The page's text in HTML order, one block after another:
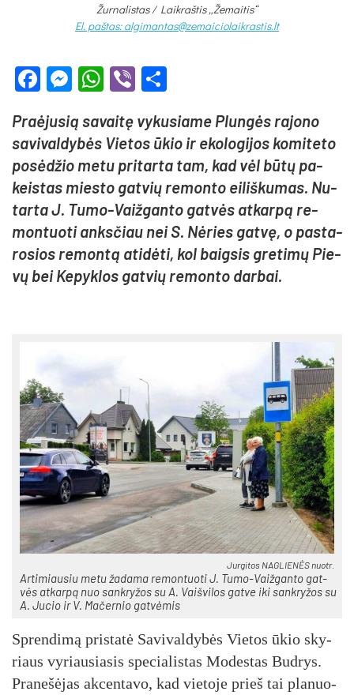
Žurnalistas / Laikraštis „Žemaitis“
El. paštas: algimantas@zemaiciolaikrastis.lt
Facebook
Messenger
WhatsApp
Viber
Praė­ju­sią sa­vai­tę vy­ku­sia­me Plun­gės ra­jo­no
sa­vi­val­dy­bės Vie­tos ūkio ir eko­lo­gi­jos ko­mi­te­to
po­sė­džio me­tu pri­tar­ta tam, kad vėl bū­tų pa­
keis­tas mies­to gat­vių re­mon­to ei­liš­ku­mas. Nu­
tar­ta J. Tu­mo-Vaiž­gan­to gat­vės at­kar­pą re­
mon­tuo­ti anks­čiau nei S. Nė­ries gat­vę, o pa­sta­
ro­sios re­mon­tą ati­dė­ti, kol baig­sis gre­ti­mų Pie­
vų bei Ke­pyk­los gat­vių re­mon­to dar­bai.
Jur­gi­tos NAG­LIE­NĖS nuo­tr.
Ar­ti­miau­siu me­tu ža­da­ma re­mon­tuo­ti J. Tu­mo-Vaiž­gan­to gat­
vės at­kar­pą nuo san­kry­žos su A. Vaiš­vi­los gat­ve iki san­kry­žos su
A. Ju­cio ir V. Ma­čer­nio gat­vė­mis
Spren­di­mą pri­sta­tė Sa­vi­val­dy­bės Vie­tos ūkio sky­
riaus vy­riau­sia­sis spe­cia­lis­tas Mo­des­tas Bud­rys.
Pra­ne­šė­jas ak­cen­ta­vo, kad vie­to­je prieš tai pla­nuo­